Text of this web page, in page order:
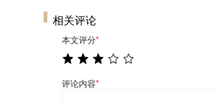
相关评论
本文评分*
评论内容*